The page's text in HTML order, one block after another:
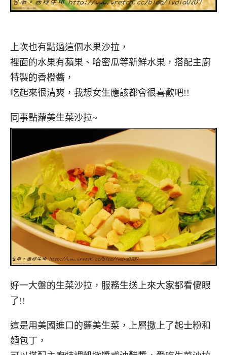
上次也有點過這個水果沙拉，
裡面的水果有蘋果、哈密瓜等新鮮水果，搭配主廚
特製的香橙醬，
吃起來很清爽，我想女生應該都會很喜歡吧!!
同事點蘿美生菜沙拉~
好一大盤的生菜沙拉，服務生送上來大家都看傻眼
了!!
這是用美國進口的蘿美生菜，上層撒上了起士粉和
麵包丁，